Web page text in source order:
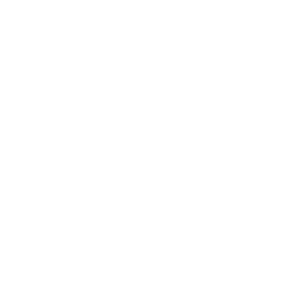
recherchant des
transport routier en
Express est le